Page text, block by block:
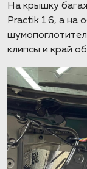
На крышку
Practik 1.6, а на
клипсы и край